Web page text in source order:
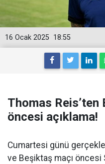
18:55
16 Ocak 2025
Thomas Reis’ten
öncesi açıklama!
Cumartesi günü
ve Beşiktaş maçı